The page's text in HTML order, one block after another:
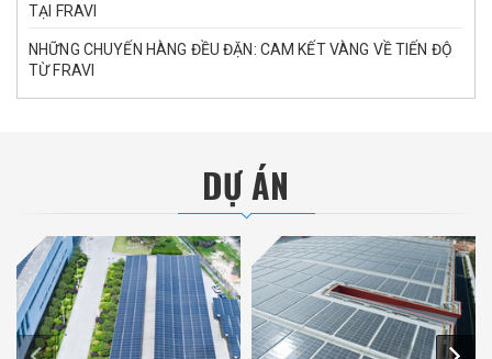
TẠI FRAVI
NHỮNG CHUYẾN HÀNG ĐỀU ĐẶN: CAM KẾT VÀNG VỀ TIẾN ĐỘ
TỪ FRAVI
DỰ ÁN